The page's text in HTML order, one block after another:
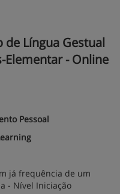
Língua Gestual
Elementar - Online
Pessoal
já frequência de um
- Nível Iniciação